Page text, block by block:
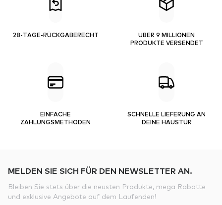
28-TAGE-RÜCKGABERECHT
ÜBER 9 MILLIONEN
PRODUKTE VERSENDET
EINFACHE
ZAHLUNGSMETHODEN
SCHNELLE LIEFERUNG AN
DEINE HAUSTÜR
MELDEN SIE SICH FÜR DEN NEWSLETTER AN.
Bleiben Sie stets über die neusten Produkte, mega Rabatte
und exklusive Angebote auf dem Laufenden!